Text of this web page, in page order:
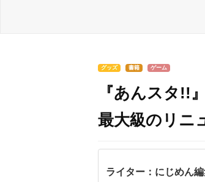
グッズ 書籍 ゲーム
『あんスタ!!
最大級のリニ
ライター：にじめん